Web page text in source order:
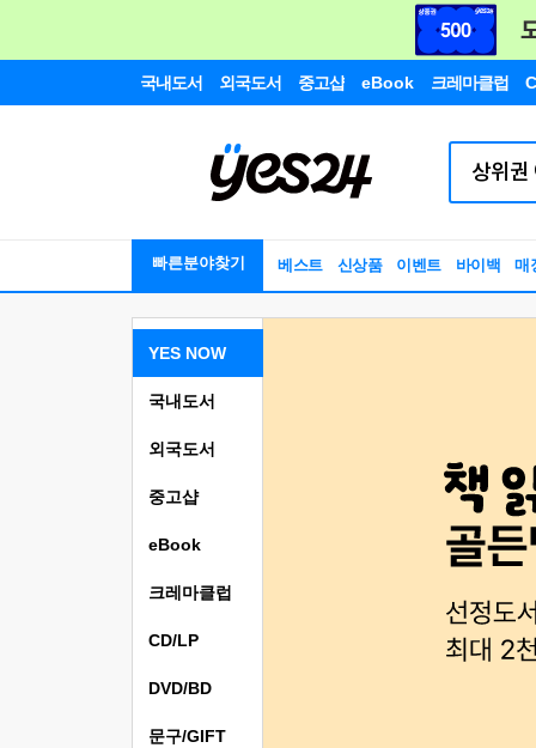
국내도서 외국도서 중고샵 eBook 크레마클럽
빠른분야찾기 베스트 신상품 이벤트 바이백 매
YES NOW
국내도서
외국도서
중고샵
eBook
크레마클럽
CD/LP
DVD/BD
문구/GIFT